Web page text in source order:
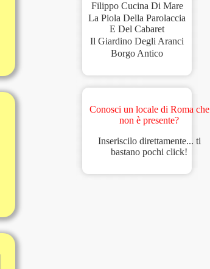
Filippo Cucina Di Mare
La Piola Della Parolaccia
E Del Cabaret
Il Giardino Degli Aranci
Borgo Antico
Conosci un locale di Roma che
non è presente?
Inseriscilo direttamente... ti
bastano pochi click!